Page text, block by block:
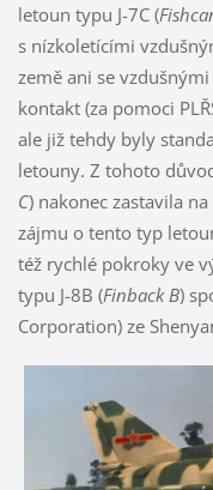
letoun typu J-7C (
s nízkoletícími
země ani se
kontakt (za pomoci
ale již tehdy byly
letouny. Z tohoto
C) nakonec zastavila
zájmu o tento typ
též rychlé pokroky ve
typu J-8B (Finback B)
Corporation) ze